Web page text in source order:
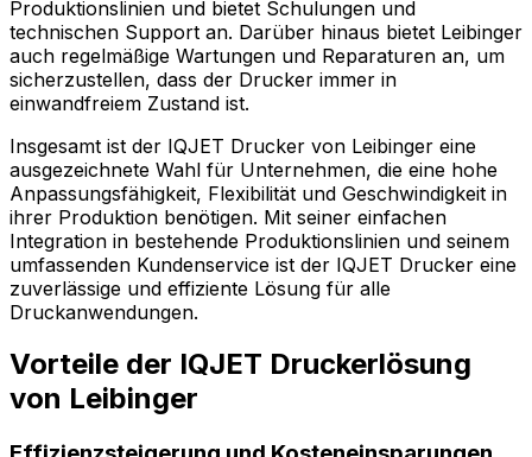
Produktionslinien und bietet Schulungen und
technischen Support an. Darüber hinaus bietet Leibinger
auch regelmäßige Wartungen und Reparaturen an, um
sicherzustellen, dass der Drucker immer in
einwandfreiem Zustand ist.
Insgesamt ist der IQJET Drucker von Leibinger eine
ausgezeichnete Wahl für Unternehmen, die eine hohe
Anpassungsfähigkeit, Flexibilität und Geschwindigkeit in
ihrer Produktion benötigen. Mit seiner einfachen
Integration in bestehende Produktionslinien und seinem
umfassenden Kundenservice ist der IQJET Drucker eine
zuverlässige und effiziente Lösung für alle
Druckanwendungen.
Vorteile der IQJET Druckerlösung
von Leibinger